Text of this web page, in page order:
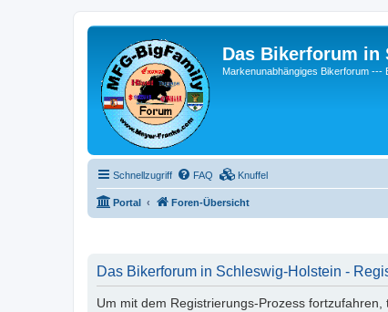
Das Bikerforum in
Markenunabhängiges Bikerforum ---
Schnellzugriff FAQ Knuffel
Portal Foren-Übersicht
Das Bikerforum in Schleswig-Holstein -
Um mit dem Registrierungs-Prozess